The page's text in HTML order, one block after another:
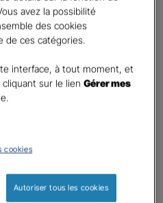
:5 caractères restants
restants : 5.
avez la possibilité
des cookies
de ces catégories.
interface, à tout moment, et
cliquant sur le lienGérer mes
cookies
Autoriser tous les cookies